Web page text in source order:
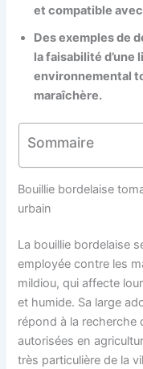
et compatible
Des exemples de
la faisabilité
environnemental
maraîchère.
Sommaire
Bouillie bordelaise
urbain
La bouillie bordelaise
employée contre les
mildiou, qui affecte
et humide. Sa large
répond à la recherche
autorisées en
très particulière de la